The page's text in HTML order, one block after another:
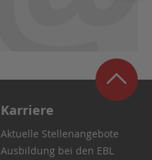
Karriere
Aktuelle Stellenangebote
Ausbildung bei den EBL